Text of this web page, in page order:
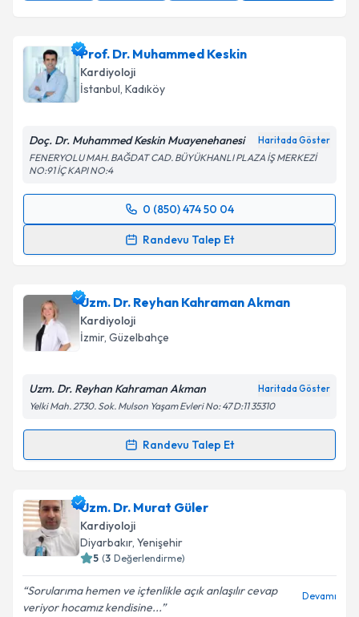
Prof. Dr. Muhammed Keskin
Kardiyoloji
İstanbul, Kadıköy
Doç. Dr. Muhammed Keskin Muayenehanesi Haritada Göster
FENERYOLU MAH. BAĞDAT CAD. BÜYÜKHANLI PLAZA İŞ MERKEZİ
NO:91 İÇ KAPI NO:4
0 (850) 474 50 04
Randevu Talep Et
Randevu Takvimi Talebi
için bir takvim hazırlandığında e-posta ile
bilgilendireceğiz.
E-posta Adresiniz
Kişisel verilerimin işlenmesine ilişkinAydınlatma
'ni okudum ve kişisel verilerimin belirtilen
kapsamda işlenmesini kabul ediyorum.
Takvim Talebini Gönder
Uzm. Dr. Reyhan Kahraman Akman
Kardiyoloji
İzmir, Güzelbahçe
Uzm. Dr. Reyhan Kahraman Akman Haritada Göster
Yelki Mah. 2730. Sok. Mulson Yaşam Evleri No: 47 D:11 35310
Randevu Talep Et
Randevu Takvimi Talebi
Uzm. Dr. Reyhan Kahraman Akman
takvimi talebi oluşturun. Size bu uzmandan randevu
almanız için bir takvim hazırlandığında e-posta ile
bilgilendireceğiz.
E-posta Adresiniz
Uzm. Dr. Murat Güler
Kardiyoloji
Diyarbakır, Yenişehir
5 (3 Değerlendirme)
Sorularıma hemen ve içtenlikle açık anlaşılır cevap
veriyor hocamız kendisine...
Devamı